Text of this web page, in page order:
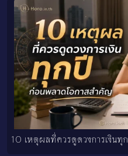
10 เหตุผลที่ควรดูดวงการเงิน